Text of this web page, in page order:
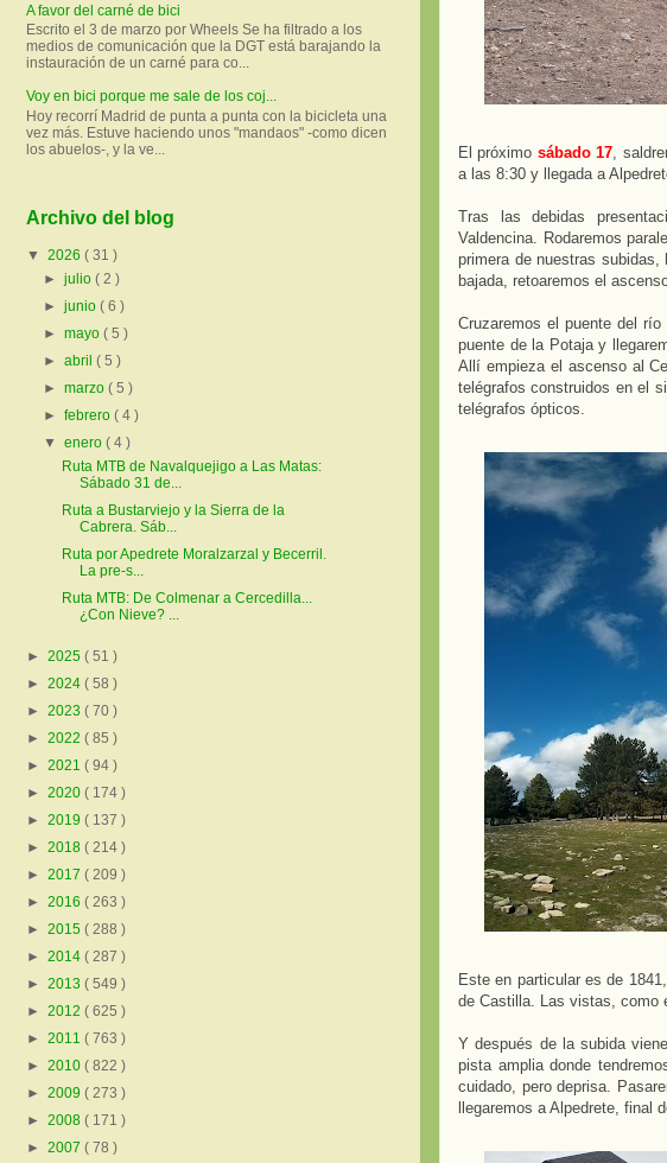
El próximo sábado 17 ,
a las 8:30 y llegada a
Tras las debidas
Valdencina. Rodaremos
primera de nuestras
bajada, retoaremos el
Cruzaremos el puente del
puente de la Potaja y
Allí empieza el ascenso al
telégrafos construidos en el
telégrafos ópticos.
Este en particular es de
de Castilla. Las vistas, como
Y después de la subida
pista amplia donde
cuidado, pero deprisa.
llegaremos a Alpedrete, final
A favor del carné de bici
Escrito el 3 de marzo por Wheels Se ha filtrado a los
medios de comunicación que la DGT está barajando la
instauración de un carné para co...
Voy en bici porque me sale de los coj...
Hoy recorrí Madrid de punta a punta con la bicicleta una
vez más. Estuve haciendo unos "mandaos" -como dicen
los abuelos-, y la ve...
Archivo del blog
▼ 2026 ( 31 )
►julio( 2 )
►junio( 6 )
►mayo( 5 )
►abril( 5 )
►marzo( 5 )
►febrero( 4 )
▼enero( 4 )
Ruta MTB de Navalquejigo a Las Matas:
Sábado 31 de...
Ruta a Bustarviejo y la Sierra de la
Cabrera. Sáb...
Ruta por Apedrete Moralzarzal y Becerril.
La pre-s...
Ruta MTB: De Colmenar a Cercedilla...
¿Con Nieve? ...
► 2025 ( 51 )
► 2024 ( 58 )
► 2023 ( 70 )
► 2022 ( 85 )
► 2021 ( 94 )
► 2020 ( 174 )
► 2019 ( 137 )
► 2018 ( 214 )
► 2017 ( 209 )
► 2016 ( 263 )
► 2015 ( 288 )
► 2014 ( 287 )
► 2013 ( 549 )
► 2012 ( 625 )
► 2011 ( 763 )
► 2010 ( 822 )
► 2009 ( 273 )
► 2008 ( 171 )
► 2007 ( 78 )